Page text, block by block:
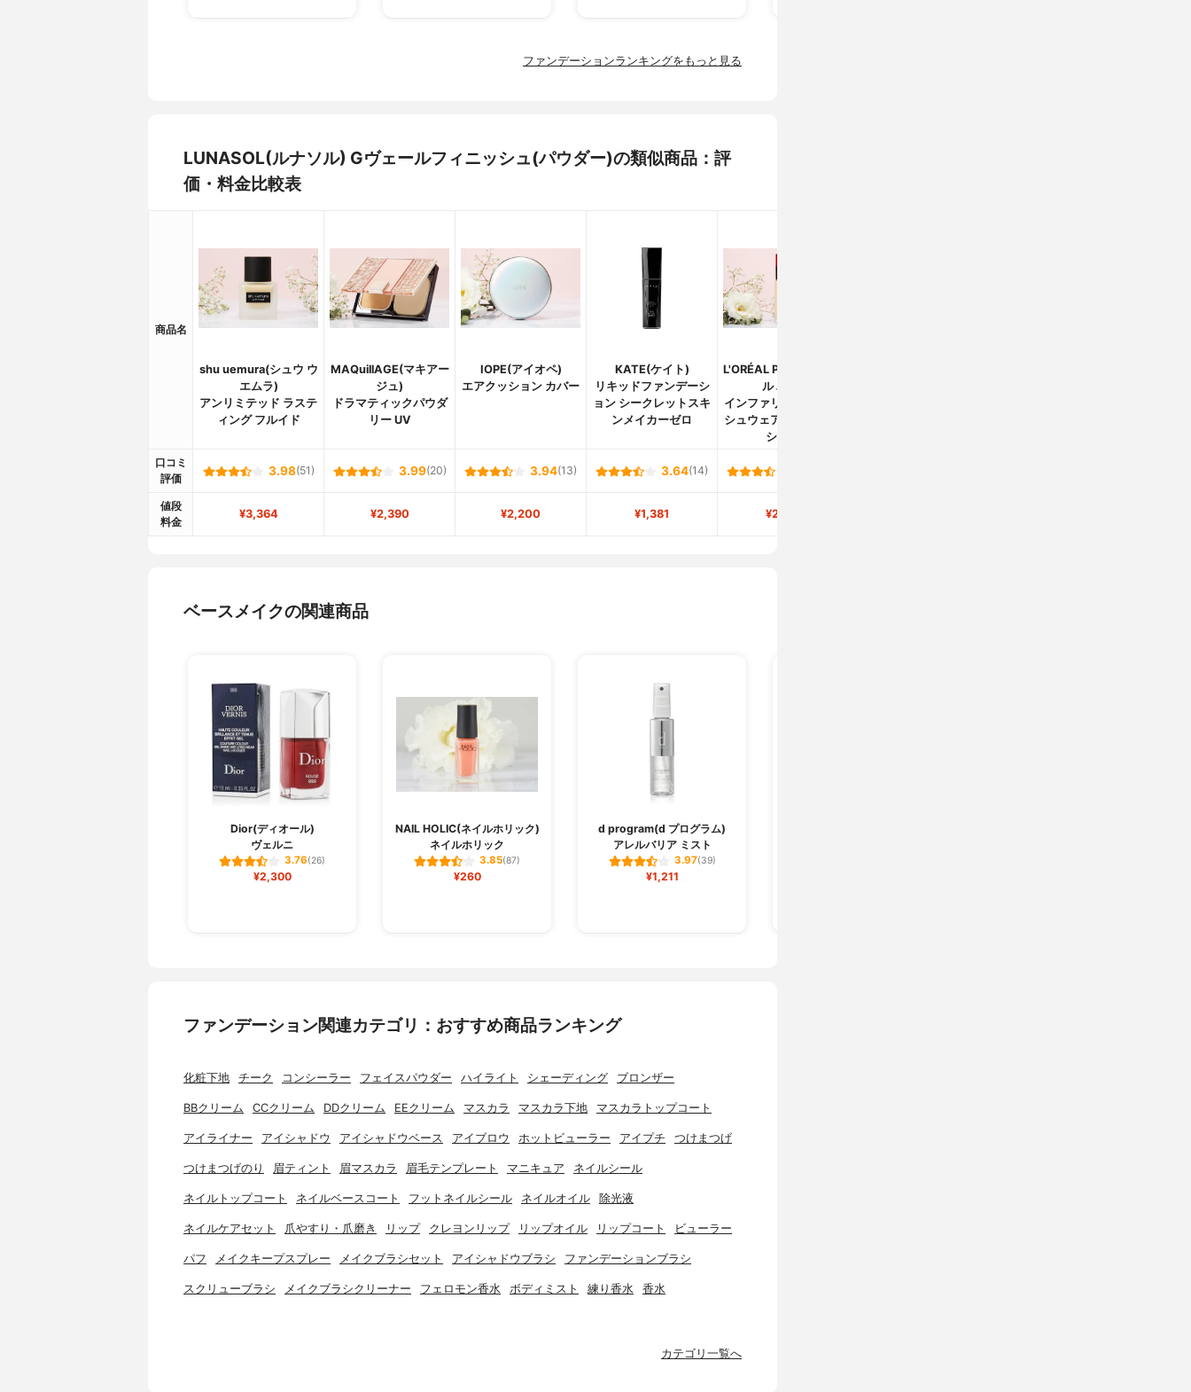
ファンデーションランキングをもっと見る
LUNASOL(ルナソル) Gヴェールフィニッシュ(パウダー)の類似商品：評
価・料金比較表
商品名
shu uemura(シュウ ウ
エムラ)
アンリミテッド ラステ
ィング フルイド
MAQuillAGE(マキアー
ジュ)
ドラマティックパウダ
リー UV
IOPE(アイオペ)
エアクッション カバー
KATE(ケイト)
リキッドファンデーシ
ョン シークレットスキ
ンメイカーゼロ
L'ORÉAL PARIS(ロレア
ル パリ)
インファリブル フレッ
シュウェア ファンデー
ション
口コミ
評価
3.98(51) 3.99(20) 3.94(13) 3.64(14)
値段
料金
¥3,364 ¥2,390 ¥2,200 ¥1,381 ¥2,168
ベースメイクの関連商品
Dior(ディオール)
ヴェルニ
3.76(26)
¥2,300
NAIL HOLIC(ネイルホリック)
ネイルホリック
3.85(87)
¥260
d program(d プログラム)
アレルバリア ミスト
3.97(39)
¥1,211
ファンデーション関連カテゴリ：おすすめ商品ランキング
化粧下地 チーク コンシーラー フェイスパウダー ハイライト シェーディング ブロンザー
BBクリーム CCクリーム DDクリーム EEクリーム マスカラ マスカラ下地 マスカラトップコート
アイライナー アイシャドウ アイシャドウベース アイブロウ ホットビューラー アイプチ つけまつげ
つけまつげのり 眉ティント 眉マスカラ 眉毛テンプレート マニキュア ネイルシール
ネイルトップコート ネイルベースコート フットネイルシール ネイルオイル 除光液
ネイルケアセット 爪やすり・爪磨き リップ クレヨンリップ リップオイル リップコート ビューラー
パフ メイクキープスプレー メイクブラシセット アイシャドウブラシ ファンデーションブラシ
スクリューブラシ メイクブラシクリーナー フェロモン香水 ボディミスト 練り香水 香水
カテゴリ一覧へ